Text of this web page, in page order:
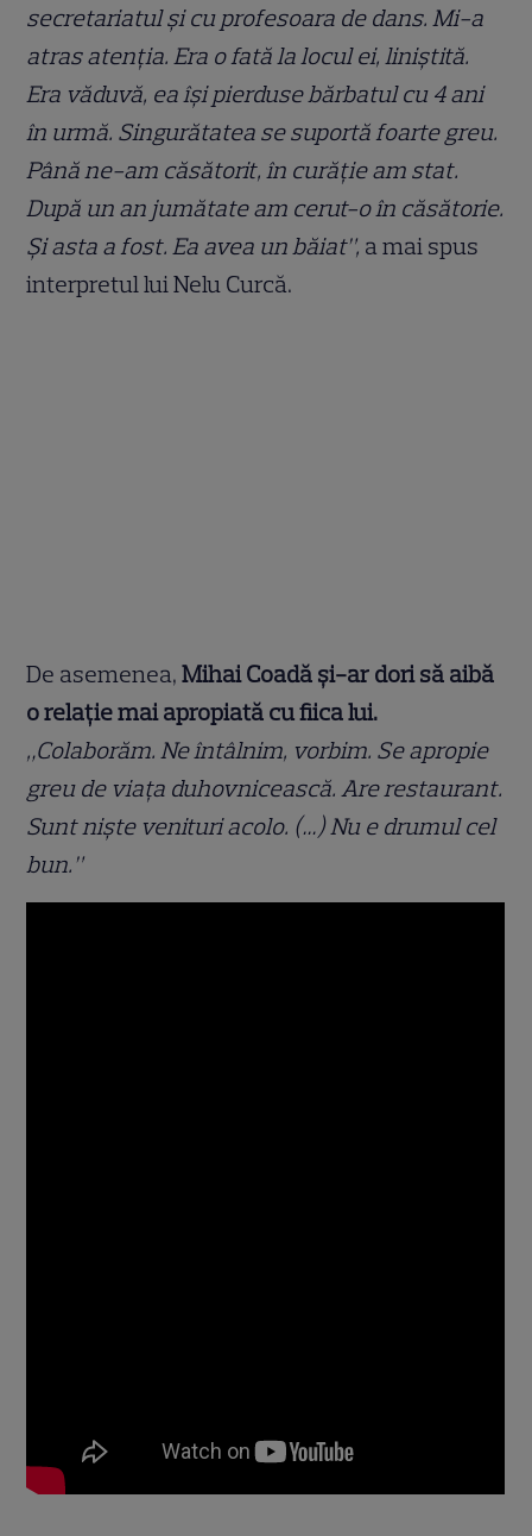
secretariatul și cu profesoara de dans. Mi-a
atras atenția. Era o fată la locul ei, liniștită.
Era văduvă, ea își pierduse bărbatul cu 4 ani
în urmă. Singurătatea se suportă foarte greu.
Până ne-am căsătorit, în curăție am stat.
După un an jumătate am cerut-o în căsătorie.
Și asta a fost. Ea avea un băiat”, a mai spus
interpretul lui Nelu Curcă.
De asemenea,Mihai Coadă și-ar dori să aibă
o relație mai apropiată cu fiica lui.
„Colaborăm. Ne întâlnim, vorbim. Se apropie
greu de viața duhovnicească. Are restaurant.
Sunt niște venituri acolo. (…) Nu e drumul cel
bun.”